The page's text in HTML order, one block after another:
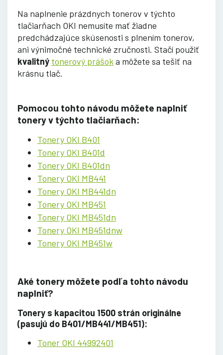
Na naplnenie prázdnych tonerov v týchto
tlačiarňach OKI nemusíte mať žiadne
predchádzajúce skúsenosti s plnením tonerov,
ani výnimočné technické zručnosti. Stačí použiť
kvalitný tonerový prášoka môžete sa tešiť na
krásnu tlač.
Pomocou tohto návodu môžete naplniť
tonery v týchto tlačiarňach:
Tonery OKI B401
Tonery OKI B401d
Tonery OKI B401dn
Tonery OKI MB441
Tonery OKI MB441dn
Tonery OKI MB451
Tonery OKI MB451dn
Tonery OKI MB451dnw
Tonery OKI MB451w
Aké tonery môžete podľa tohto návodu
naplniť?
Tonery s kapacitou 1500 strán originálne
(pasujú do B401/MB441/MB451):
Toner OKI 44992401